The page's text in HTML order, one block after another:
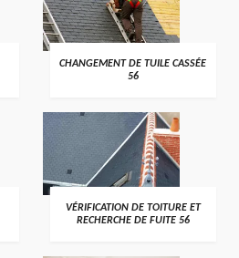
>
CHANGEMENT DE TUILE CASSÉE
56
>
VÉRIFICATION DE TOITURE ET
RECHERCHE DE FUITE 56